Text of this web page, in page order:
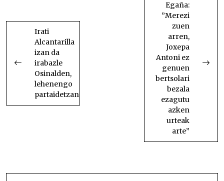
Irati
Alcantarilla
izan da
irabazle
Osinalden,
lehenengo
partaidetzan
Egaña:
”Merezi
zuen
arren,
Joxepa
Antoni ez
genuen
bertsolari
bezala
ezagutu
azken
urteak
arte”